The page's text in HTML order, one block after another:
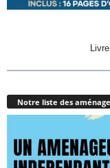
Notre liste des